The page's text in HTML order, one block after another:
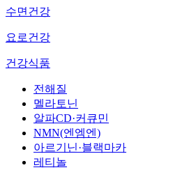
수면건강
요로건강
건강식품
전해질
멜라토닌
알파CD·커큐민
NMN(엔엠엔)
아르기닌·블랙마카
레티놀